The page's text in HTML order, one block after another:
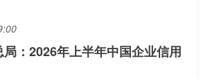
：2026年上半年中国企业信用